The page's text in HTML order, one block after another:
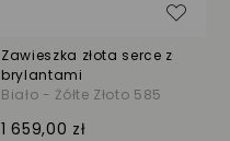
Zawieszka złota serce z
brylantami
Biało - Żółte Złoto 585
1 659,00 zł